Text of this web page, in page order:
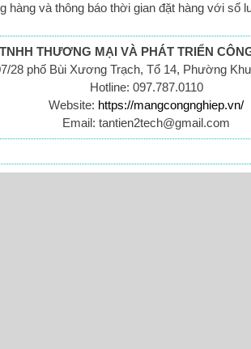
hàng và thông báo thời gian đặt hàng với số
THƯƠNG MẠI VÀ PHÁT TRIỂN
28 phố Bùi Xương Trạch, Tổ 14, Phường
Hotline: 097.787.0110
Website: https://mangcongnghiep.vn/
Email: tantien2tech@gmail.com